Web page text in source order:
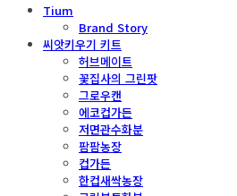
Tium
Brand Story
씨앗키우기 키트
허브메이트
꽃집사의 그린팟
그로우캔
에코컵가든
저면관수화분
팜팜농장
컵가든
한컵새싹농장